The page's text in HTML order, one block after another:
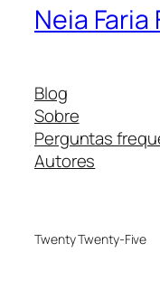
Neia
Blog
Sobre
Perguntas
Autores
Twenty Twenty-Five